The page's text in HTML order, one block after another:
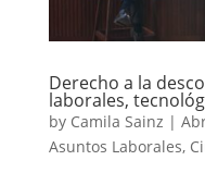
Derecho a la
laborales,
by Camila Sainz |
Asuntos Laborales,